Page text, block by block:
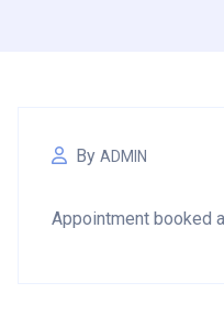
By ADMIN
Appointment booked